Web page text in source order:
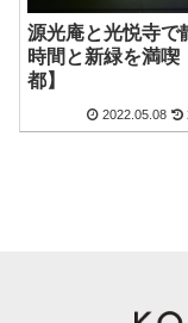
源光庵と光悦寺で
時間と新緑を満喫
都】
2022.05.08